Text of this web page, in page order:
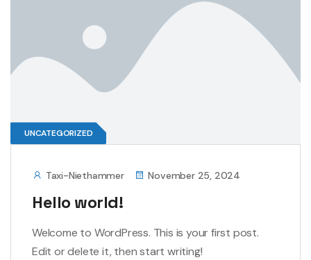
UNCATEGORIZED
Taxi-Niethammer November 25, 2024
Hello world!
Welcome to WordPress. This is your first post.
Edit or delete it, then start writing!